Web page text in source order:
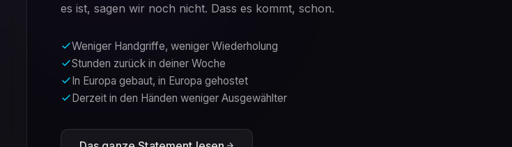
es ist, sagen wir noch nicht. Dass es kommt, schon.
Weniger Handgriffe, weniger Wiederholung
Stunden zurück in deiner Woche
In Europa gebaut, in Europa gehostet
Derzeit in den Händen weniger Ausgewählter